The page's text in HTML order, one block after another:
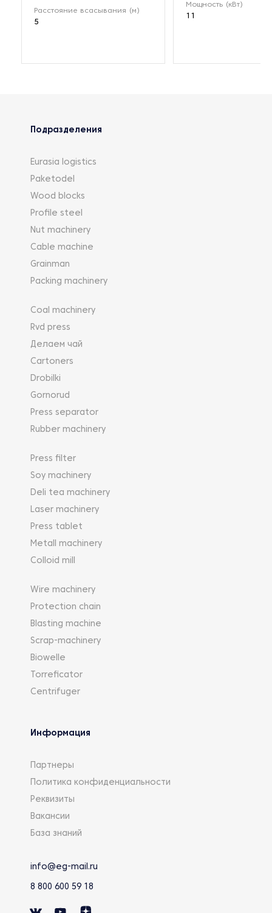
Расстояние всасывания (м)
5
Мощность (кВт)
11
Подразделения
Eurasia logistics
Paketodel
Wood blocks
Profile steel
Nut machinery
Cable machine
Grainman
Packing machinery
Coal machinery
Rvd press
Делаем чай
Cartoners
Drobilki
Gornorud
Press separator
Rubber machinery
Press filter
Soy machinery
Deli tea machinery
Laser machinery
Press tablet
Metall machinery
Colloid mill
Wire machinery
Protection chain
Blasting machine
Scrap-machinery
Biowelle
Torreficator
Centrifuger
Информация
Партнеры
Политика конфиденциальности
Реквизиты
Вакансии
База знаний
info@eg-mail.ru
8 800 600 59 18